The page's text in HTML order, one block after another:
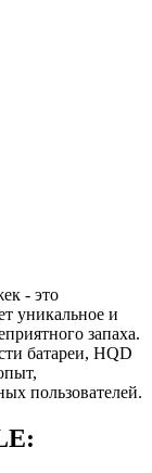
- это
уникальное и
запаха.
батареи, HQD
пользователей.